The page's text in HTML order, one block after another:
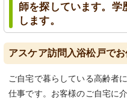
師を探しています。学
します。
アスケア訪問入浴松戸で
ご自宅で暮らしている高齢者
仕事です。お客様のご自宅に